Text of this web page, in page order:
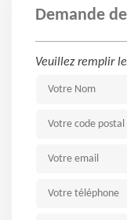
Demande
Veuillez remplir